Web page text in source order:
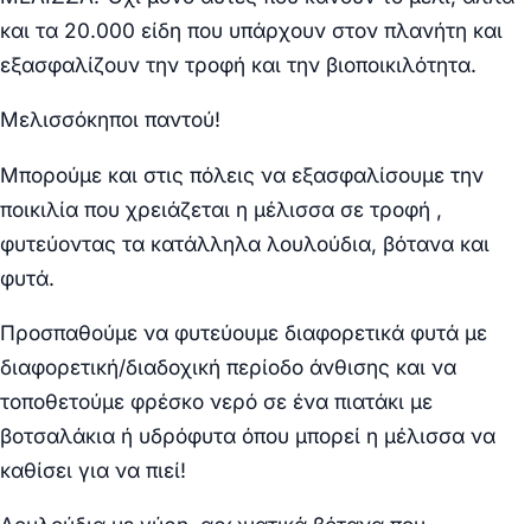
και τα 20.000 είδη που υπάρχουν στον πλανήτη και
εξασφαλίζουν την τροφή και την βιοποικιλότητα.
Μελισσόκηποι παντού!
Μπορούμε και στις πόλεις να εξασφαλίσουμε την
ποικιλία που χρειάζεται η μέλισσα σε τροφή ,
φυτεύοντας τα κατάλληλα λουλούδια, βότανα και
φυτά.
Προσπαθούμε να φυτεύουμε διαφορετικά φυτά με
διαφορετική/διαδοχική περίοδο άνθισης και να
τοποθετούμε φρέσκο νερό σε ένα πιατάκι με
βοτσαλάκια ή υδρόφυτα όπου μπορεί η μέλισσα να
καθίσει για να πιεί!